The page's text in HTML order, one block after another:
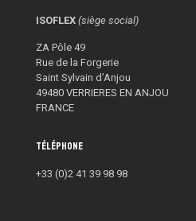
ISOFLEX (siège social)
ZA Pôle 49
Rue de la Forgerie
Saint Sylvain d’Anjou
49480 VERRIERES EN ANJOU
FRANCE
Téléphone
+33 (0)2 41 39 98 98